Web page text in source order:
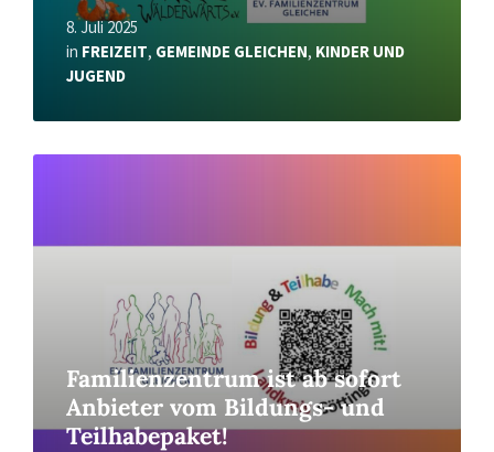
8. Juli 2025
in FREIZEIT, GEMEINDE GLEICHEN, KINDER UND
JUGEND
Familienzentrum ist ab sofort
Anbieter vom Bildungs- und
Teilhabepaket!
Read